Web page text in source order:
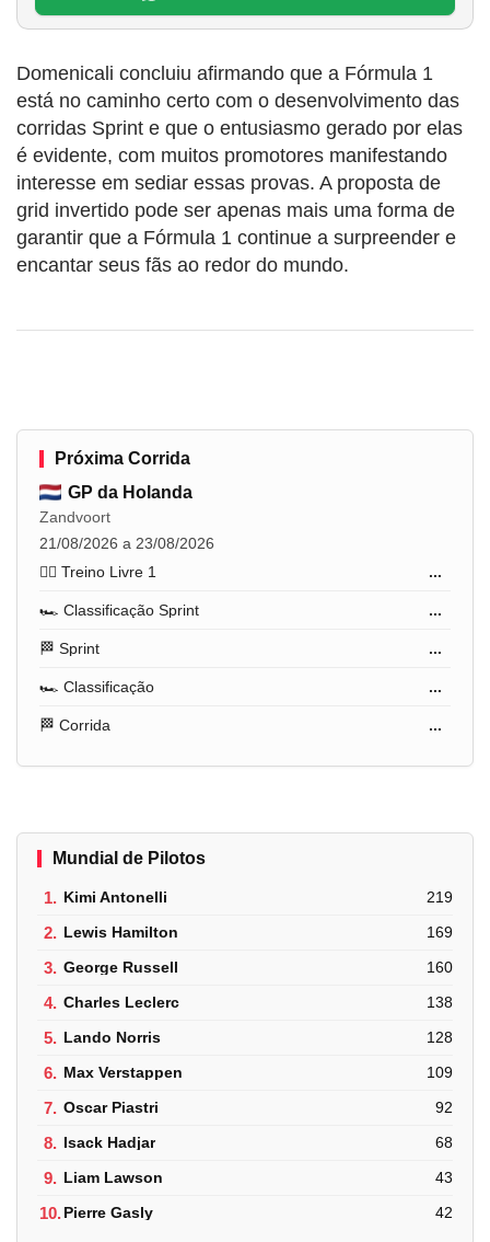
Domenicali concluiu afirmando que a Fórmula 1
está no caminho certo com o desenvolvimento das
corridas Sprint e que o entusiasmo gerado por elas
é evidente, com muitos promotores manifestando
interesse em sediar essas provas. A proposta de
grid invertido pode ser apenas mais uma forma de
garantir que a Fórmula 1 continue a surpreender e
encantar seus fãs ao redor do mundo.
Próxima Corrida
GP da Holanda
Zandvoort
21/08/2026 a 23/08/2026
🏋️‍♂️ Treino Livre 1
...
🏎️ Classificação Sprint ...
🏁 Sprint ...
🏎️ Classificação ...
🏁 Corrida ...
Mundial de Pilotos
1. Kimi Antonelli 219
2. Lewis Hamilton 169
3. George Russell 160
4. Charles Leclerc 138
5. Lando Norris 128
6. Max Verstappen 109
7. Oscar Piastri 92
8. Isack Hadjar 68
9. Liam Lawson 43
10.Pierre Gasly 42